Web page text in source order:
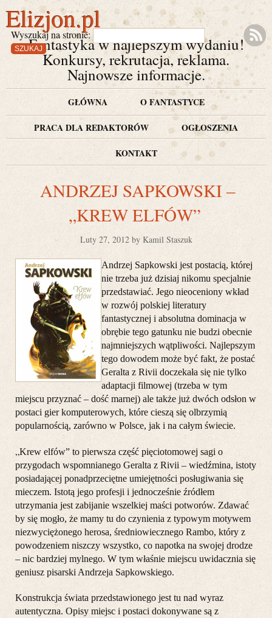
Wyszukaj na stronie:
Elizjon.pl
Fantastyka w najlepszym wydaniu!
Konkursy, rekrutacja, reklama.
Najnowsze informacje.
GŁÓWNA
O FANTASTYCE
PRACA DLA REDAKTORÓW
OGŁOSZENIA
KONTAKT
ANDRZEJ SAPKOWSKI –
„KREW ELFÓW”
Luty 27, 2012 by Kamil Staszuk
Andrzej Sapkowski jest postacią, której
nie trzeba już dzisiaj nikomu specjalnie
przedstawiać. Jego nieoceniony wkład
w rozwój polskiej literatury
fantastycznej i absolutna dominacja w
obrębie tego gatunku nie budzi obecnie
najmniejszych wątpliwości. Najlepszym
tego dowodem może być fakt, że postać
Geralta z Rivii doczekała się nie tylko
adaptacji filmowej (trzeba w tym
miejscu przyznać – dość marnej) ale także już dwóch odsłon w
postaci gier komputerowych, które cieszą się olbrzymią
popularnością, zarówno w Polsce, jak i na całym świecie.
„Krew elfów” to pierwsza część pięciotomowej sagi o
przygodach wspomnianego Geralta z Rivii – wiedźmina, istoty
posiadającej ponadprzeciętne umiejętności posługiwania się
mieczem. Istotą jego profesji i jednocześnie źródłem
utrzymania jest zabijanie wszelkiej maści potworów. Zdawać
by się mogło, że mamy tu do czynienia z typowym motywem
niezwyciężonego herosa, średniowiecznego Rambo, który z
powodzeniem niszczy wszystko, co napotka na swojej drodze
– nic bardziej mylnego. W tym właśnie miejscu uwidacznia się
geniusz pisarski Andrzeja Sapkowskiego.
Konstrukcja świata przedstawionego jest tu nad wyraz
autentyczna. Opisy miejsc i postaci dokonywane są z